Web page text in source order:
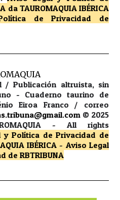
da TAUROMAQUIA IBÉRICA
de Privacidad
de
/ Publicación altruista, sin
- Cuaderno taurino de
Eiroa Franco / correo
© 2025
- All rights
y Política de Privacidad de
IBÉRICA - Aviso Legal
de RBTRIBUNA